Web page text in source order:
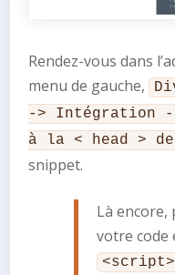
Rendez-vous dans
menu de gauche,
-> Intégration -
à la < head >
snippet.
Là encore,
votre code
<script>